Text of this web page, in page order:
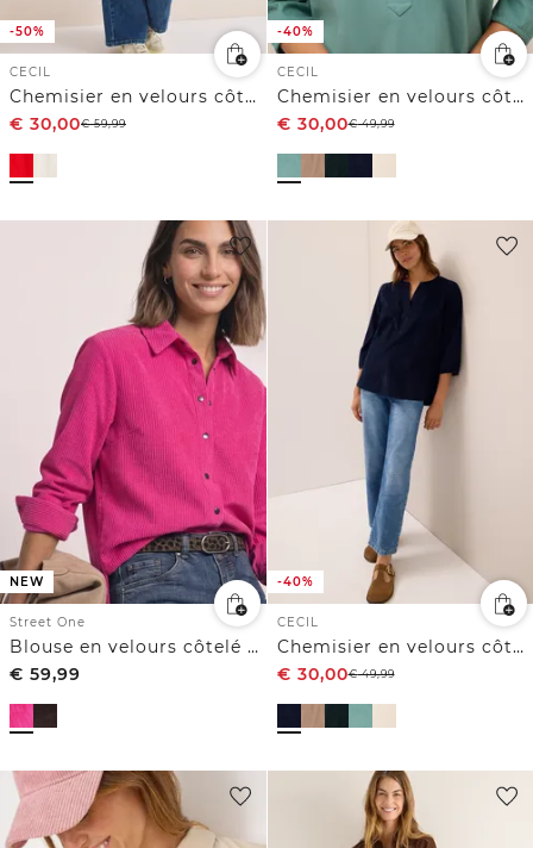
-50%
CECIL
Chemisier en velours côtelé
€ 30,00€59,99
-40%
CECIL
Chemisier en velours côtelé Split Neck
€ 30,00€49,99
NEW
Street One
Blouse en velours côtelé à manches longues avec boutons
€ 59,99
-40%
CECIL
Chemisier en velours côtelé Split Neck
€ 30,00€49,99